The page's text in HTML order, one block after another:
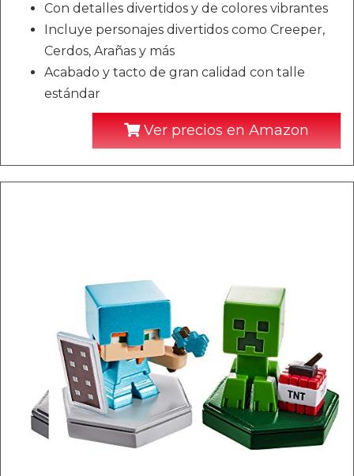
Con detalles divertidos y de colores vibrantes
Incluye personajes divertidos como Creeper,
Cerdos, Arañas y más
Acabado y tacto de gran calidad con talle
estándar
Ver precios en Amazon